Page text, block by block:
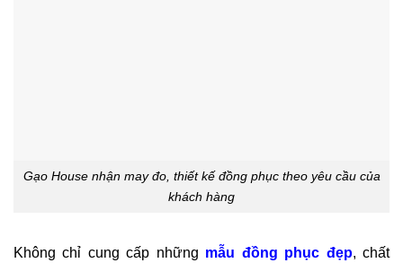
Gạo House nhận may đo, thiết kế đồng phục theo yêu cầu của
khách hàng
Không chỉ cung cấp những mẫu đồng phục đẹp, chất